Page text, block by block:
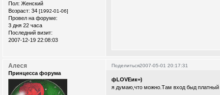
Пол: Женский
Возраст: 34 [1992-01-06]
Провел на форуме:
3 дня 22 часа
Последний визит:
2007-12-19 22:08:03
Поделиться2007-05-01 20:17:31
Алеся
Принцесса форума
фLOVEик=)
я думаю,что можно.Там вход быд платный